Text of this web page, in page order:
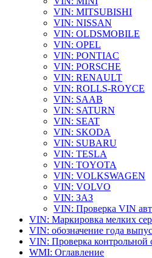
VIN: MITSUBISHI
VIN: NISSAN
VIN: OLDSMOBILE
VIN: OPEL
VIN: PONTIAC
VIN: PORSCHE
VIN: RENAULT
VIN: ROLLS-ROYCE
VIN: SAAB
VIN: SATURN
VIN: SEAT
VIN: SKODA
VIN: SUBARU
VIN: TESLA
VIN: TOYOTA
VIN: VOLKSWAGEN
VIN: VOLVO
VIN: ЗАЗ
VIN: Проверка VIN
VIN: Маркировка мелких
VIN: обозначение года
VIN: Проверка
WMI: Оглавление